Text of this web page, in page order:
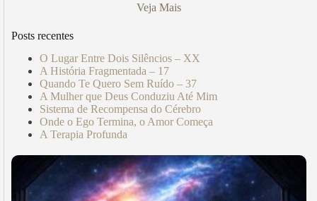
Veja Mais
Posts recentes
O Lugar Entre Dois Silêncios – XX
A História Fragmentada – 17
Quando Te Quero Sem Ruído – 37
A Mulher que Deus Conduziu Até Mim
Sistema de Recompensa do Cérebro
Onde o Ego Termina, o Amor Começa
A Terapia Profunda